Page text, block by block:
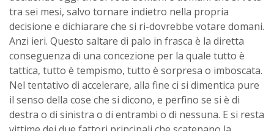
tra sei mesi, salvo tornare indietro nella propria
decisione e dichiarare che si ri-dovrebbe votare domani.
Anzi ieri. Questo saltare di palo in frasca è la diretta
conseguenza di una concezione per la quale tutto è
tattica, tutto è tempismo, tutto è sorpresa o imboscata.
Nel tentativo di accelerare, alla fine ci si dimentica pure
il senso della cose che si dicono, e perfino se si è di
destra o di sinistra o di entrambi o di nessuna. E si resta